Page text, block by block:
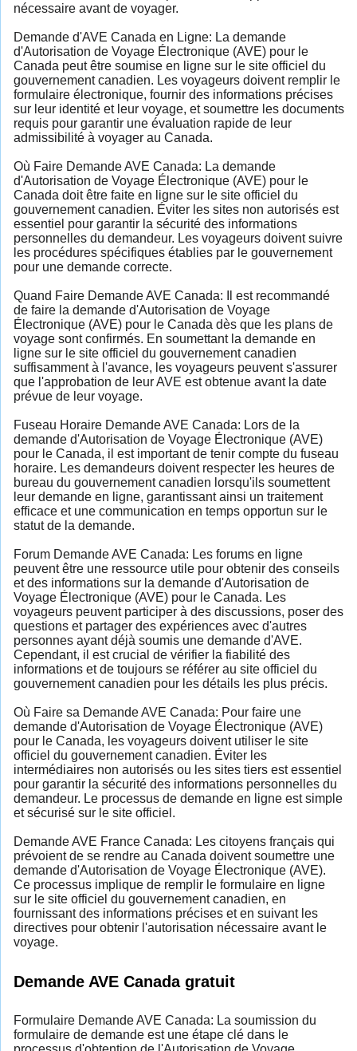
nécessaire avant de voyager.
Demande d'AVE Canada en Ligne: La demande
d'Autorisation de Voyage Électronique (AVE) pour le
Canada peut être soumise en ligne sur le site officiel du
gouvernement canadien. Les voyageurs doivent remplir le
formulaire électronique, fournir des informations précises
sur leur identité et leur voyage, et soumettre les documents
requis pour garantir une évaluation rapide de leur
admissibilité à voyager au Canada.
Où Faire Demande AVE Canada: La demande
d'Autorisation de Voyage Électronique (AVE) pour le
Canada doit être faite en ligne sur le site officiel du
gouvernement canadien. Éviter les sites non autorisés est
essentiel pour garantir la sécurité des informations
personnelles du demandeur. Les voyageurs doivent suivre
les procédures spécifiques établies par le gouvernement
pour une demande correcte.
Quand Faire Demande AVE Canada: Il est recommandé
de faire la demande d'Autorisation de Voyage
Électronique (AVE) pour le Canada dès que les plans de
voyage sont confirmés. En soumettant la demande en
ligne sur le site officiel du gouvernement canadien
suffisamment à l'avance, les voyageurs peuvent s'assurer
que l'approbation de leur AVE est obtenue avant la date
prévue de leur voyage.
Fuseau Horaire Demande AVE Canada: Lors de la
demande d'Autorisation de Voyage Électronique (AVE)
pour le Canada, il est important de tenir compte du fuseau
horaire. Les demandeurs doivent respecter les heures de
bureau du gouvernement canadien lorsqu'ils soumettent
leur demande en ligne, garantissant ainsi un traitement
efficace et une communication en temps opportun sur le
statut de la demande.
Forum Demande AVE Canada: Les forums en ligne
peuvent être une ressource utile pour obtenir des conseils
et des informations sur la demande d'Autorisation de
Voyage Électronique (AVE) pour le Canada. Les
voyageurs peuvent participer à des discussions, poser des
questions et partager des expériences avec d'autres
personnes ayant déjà soumis une demande d'AVE.
Cependant, il est crucial de vérifier la fiabilité des
informations et de toujours se référer au site officiel du
gouvernement canadien pour les détails les plus précis.
Où Faire sa Demande AVE Canada: Pour faire une
demande d'Autorisation de Voyage Électronique (AVE)
pour le Canada, les voyageurs doivent utiliser le site
officiel du gouvernement canadien. Éviter les
intermédiaires non autorisés ou les sites tiers est essentiel
pour garantir la sécurité des informations personnelles du
demandeur. Le processus de demande en ligne est simple
et sécurisé sur le site officiel.
Demande AVE France Canada: Les citoyens français qui
prévoient de se rendre au Canada doivent soumettre une
demande d'Autorisation de Voyage Électronique (AVE).
Ce processus implique de remplir le formulaire en ligne
sur le site officiel du gouvernement canadien, en
fournissant des informations précises et en suivant les
directives pour obtenir l'autorisation nécessaire avant le
voyage.
Demande AVE Canada gratuit
Formulaire Demande AVE Canada: La soumission du
formulaire de demande est une étape clé dans le